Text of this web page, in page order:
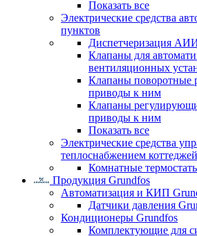
Показать все
Электрические средства
пунктов
Диспетчеризация
Клапаны для
вентиляционных
Клапаны поворотные
приводы к ним
Клапаны
приводы к ним
Показать все
Электрические средства
теплоснабжением коттеджей
Комнатные
Продукция Grundfos
Автоматизация и КИП
Датчики давления
Кондиционеры Grundfos
Комплектующие для